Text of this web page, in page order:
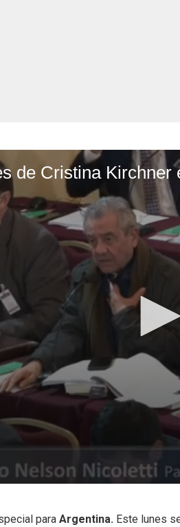
para Argentina. Este lunes